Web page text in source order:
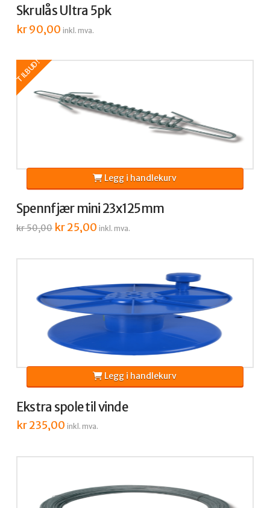
Skrulås Ultra 5pk
kr90,00 inkl. mva.
TILBUD!
Spennfjær mini 23x125mm
kr50,00 Opprinnelig
pris
kr25,00Nåværende
pris
inkl. mva.
Legg i handlekurv
Ekstra spole til vinde
kr235,00 inkl. mva.
Legg i handlekurv